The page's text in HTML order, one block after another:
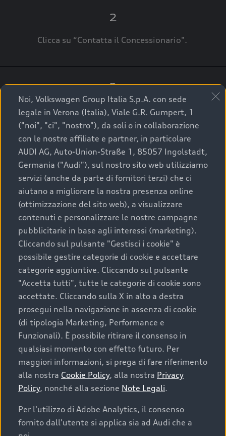
2
Clicca su “Contatta il Concessionario".
3
A breve verrai ricontattato dal Customer Care
Audi Center o direttamente dal Concessionario
che ti supporterà per finalizzare la tua richiesta.
La qualità di acquistare
un’auto usata Audi
Scegliere un’auto usata è una decisione che coniuga
convenienza, affidabilità e sostenibilità. Per fare un
acquisto sicuro, è essenziale considerare aspetti
determinanti come la garanzia inclusa e l’affidabilità del
marchio. Audi offre l’auto usata perfetta tramite Audi
Prima Scelta :plus
Cosa sapere prima di
acquistare la tua prossima
auto
I requisiti fondamentali da considerare prima di
Noi, Volkswagen Group Italia S.p.A. con sede
legale in Verona (Italia), Viale G.R. Gumpert, 1
("noi", "ci", "nostro"), da soli o in collaborazione
con le nostre affiliate e partner, in particolare
AUDI AG, Auto-Union-Straße 1, 85057 Ingolstadt,
Germania ("Audi"), sul nostro sito web utilizziamo
servizi (anche da parte di fornitori terzi) che ci
aiutano a migliorare la nostra presenza online
(ottimizzazione del sito web), a visualizzare
contenuti e personalizzare le nostre campagne
pubblicitarie in base agli interessi (marketing).
Cliccando sul pulsante "Gestisci i cookie" è
possibile gestire categorie di cookie e accettare
categorie aggiuntive. Cliccando sul pulsante
"Accetta tutti", tutte le categorie di cookie sono
accettate. Cliccando sulla X in alto a destra
prosegui nella navigazione in assenza di cookie
(di tipologia Marketing, Performance e
Funzionali). È possibile ritirare il consenso in
qualsiasi momento con effetto futuro. Per
maggiori informazioni, si prega di fare riferimento
alla nostra Cookie Policy, alla nostra Privacy
Policy, nonché alla sezione Note Legali.
Per l'utilizzo di Adobe Analytics, il consenso
fornito dall'utente si applica sia ad Audi che a